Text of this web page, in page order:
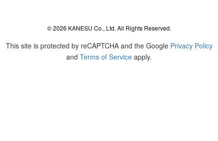
© 2026 KANESU Co., Ltd. All Rights Reserved.
This site is protected by reCAPTCHA and the Google Privacy Policy
and Terms of Service apply.